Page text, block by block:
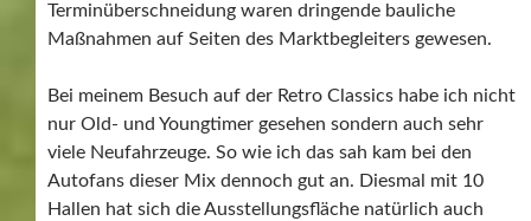
Terminüberschneidung waren dringende bauliche
Maßnahmen auf Seiten des Marktbegleiters gewesen.
Bei meinem Besuch auf der Retro Classics habe ich nicht
nur Old- und Youngtimer gesehen sondern auch sehr
viele Neufahrzeuge. So wie ich das sah kam bei den
Autofans dieser Mix dennoch gut an. Diesmal mit 10
Hallen hat sich die Ausstellungsfläche natürlich auch